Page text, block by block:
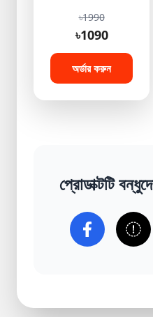
৳1990
৳1090
অর্ডার করুন
প্রোডাক্টটি